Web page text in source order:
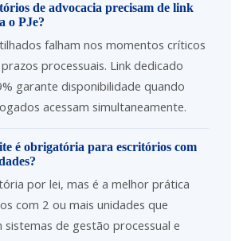
de advocacia precisam de link
o PJe?
falham nos momentos críticos
processuais. Link dedicado
garante disponibilidade quando
acessam simultaneamente.
é obrigatória para escritórios com
por lei, mas é a melhor prática
com 2 ou mais unidades que
de gestão processual e